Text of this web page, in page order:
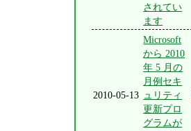
されてい
ます
2010-05-13
Microsoft
から 2010
年 5 月の
月例セキ
ュリティ
更新プロ
グラムが